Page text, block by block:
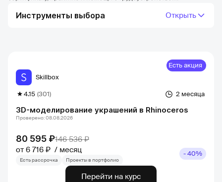
Инструменты выбора Открыть
Есть акция
3D-моделирование украшений в Rhinoceros
2 месяца
4.15 (301)
Skillbox
80 595 ₽146 536 ₽
от 6 716 ₽
месяц
Проверено: 08.08.2026
Есть рассрочка Проекты в портфолио
- 40%
Перейти на курс